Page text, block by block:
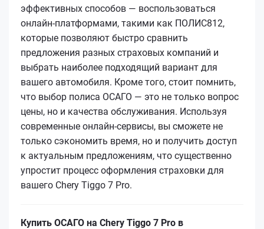
эффективных способов — воспользоваться
онлайн-платформами, такими как ПОЛИС812,
которые позволяют быстро сравнить
предложения разных страховых компаний и
выбрать наиболее подходящий вариант для
вашего автомобиля. Кроме того, стоит помнить,
что выбор полиса ОСАГО — это не только вопрос
цены, но и качества обслуживания. Используя
современные онлайн-сервисы, вы сможете не
только сэкономить время, но и получить доступ
к актуальным предложениям, что существенно
упростит процесс оформления страховки для
вашего Chery Tiggo 7 Pro.
Купить ОСАГО на Chery Tiggo 7 Pro в